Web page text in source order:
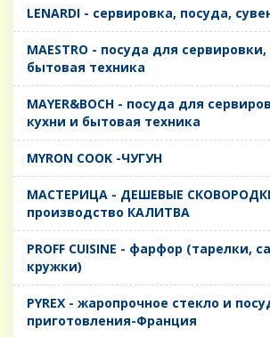
LENARDI - сервировка, посуда,
MAESTRO - посуда для
бытовая техника
MAYER&BOCH - посуда для
кухни и бытовая техника
MYRON COOK -ЧУГУН
MАСТЕРИЦА - ДЕШЕВЫЕ
производство КАЛИТВА
PROFF CUISINE - фарфор (тарелки,
кружки)
PYREX - жаропрочное стекло и
приготовления-Франция